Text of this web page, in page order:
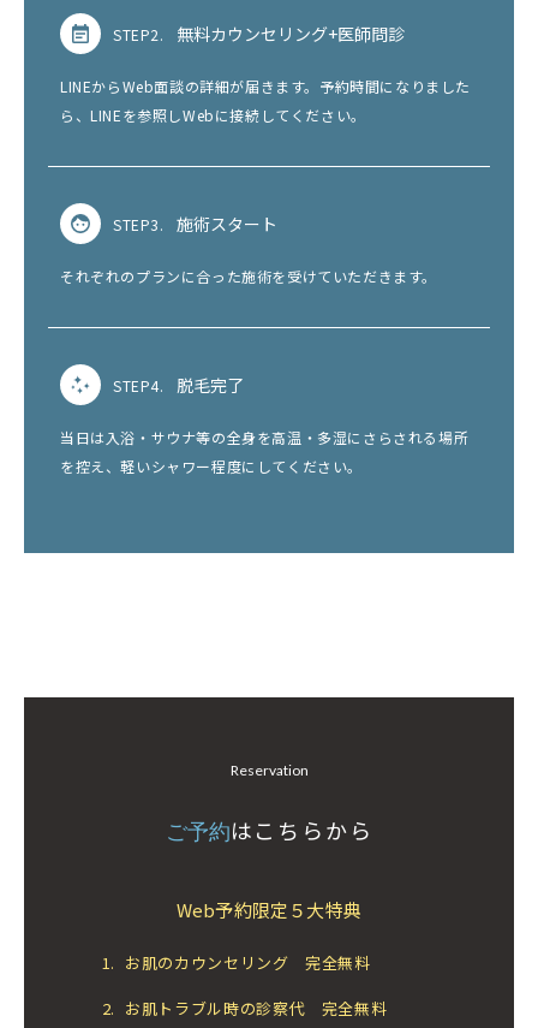
STEP2. 無料カウンセリング+医師問診
LINEからWeb面談の詳細が届きます。予約時間になりました
ら、LINEを参照しWebに接続してください。
STEP3. 施術スタート
それぞれのプランに合った施術を受けていただきます。
STEP4. 脱毛完了
当日は入浴・サウナ等の全身を高温・多湿にさらされる場所
を控え、軽いシャワー程度にしてください。
Reservation
ご予約はこちらから
Web予約限定５大特典
1. お肌のカウンセリング 完全無料
2. お肌トラブル時の診察代 完全無料